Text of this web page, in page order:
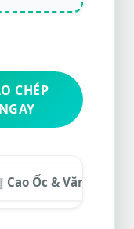
CHÉP
NGAY
Cao Ốc & Văn Phòng